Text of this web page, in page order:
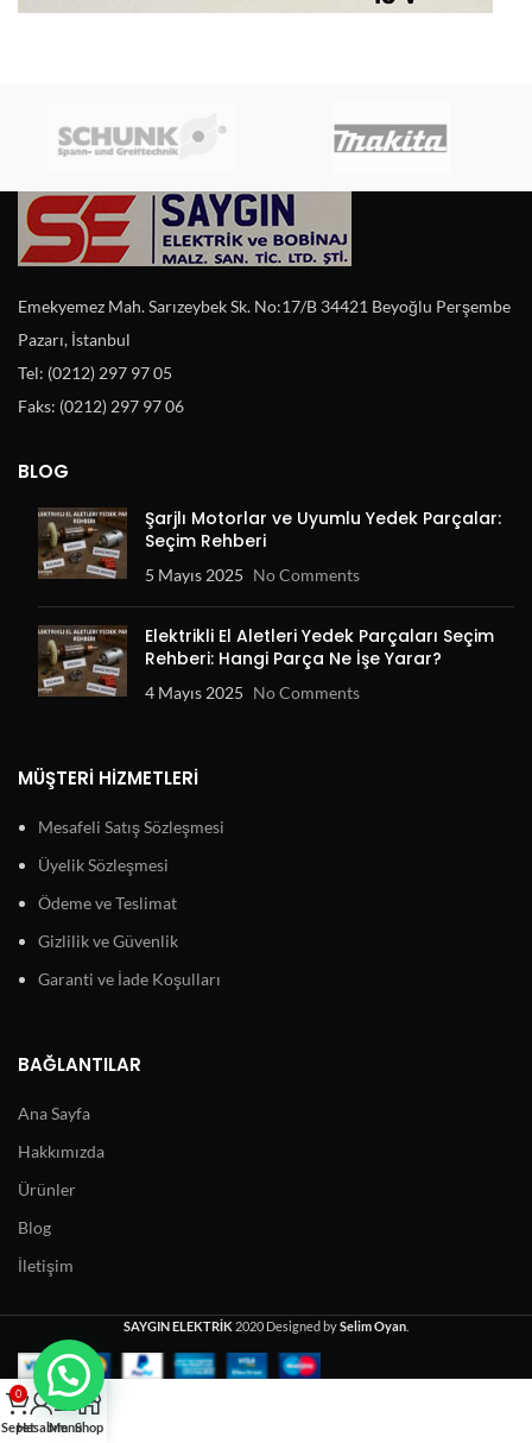
Emekyemez Mah. Sarızeybek Sk. No:17/B 34421 Beyoğlu Perşembe
Pazarı, İstanbul
Tel: (0212) 297 97 05
Faks: (0212) 297 97 06
BLOG
Şarjlı Motorlar ve Uyumlu Yedek Parçalar:
Seçim Rehberi
5 Mayıs 2025 No Comments
Elektrikli El Aletleri Yedek Parçaları Seçim
Rehberi: Hangi Parça Ne İşe Yarar?
4 Mayıs 2025 No Comments
MÜŞTERI HIZMETLERI
Mesafeli Satış Sözleşmesi
Üyelik Sözleşmesi
Ödeme ve Teslimat
Gizlilik ve Güvenlik
Garanti ve İade Koşulları
BAĞLANTILAR
Ana Sayfa
Hakkımızda
Ürünler
Blog
İletişim
SAYGIN ELEKTRİK 2020 Designed bySelim Oyan
0
SepetHesabımMenuShop